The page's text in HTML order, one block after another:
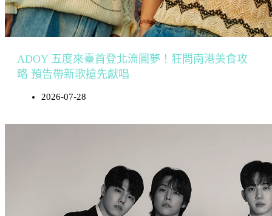
ADOY 五度來臺首登北流圓夢！狂問南港美食攻
略 預告帶新歌搶先獻唱
2026-07-28